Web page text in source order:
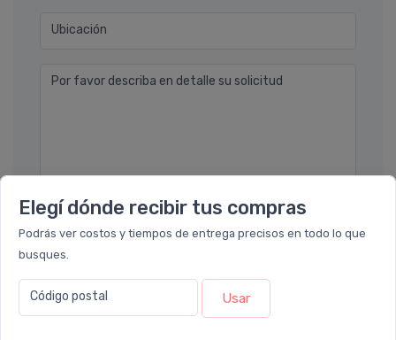
Elegí dónde recibir tus compras
Podrás ver costos y tiempos de entrega precisos en todo lo que
busques.
Código postal Usar
Ubicación
Por favor describa en detalle su solicitud